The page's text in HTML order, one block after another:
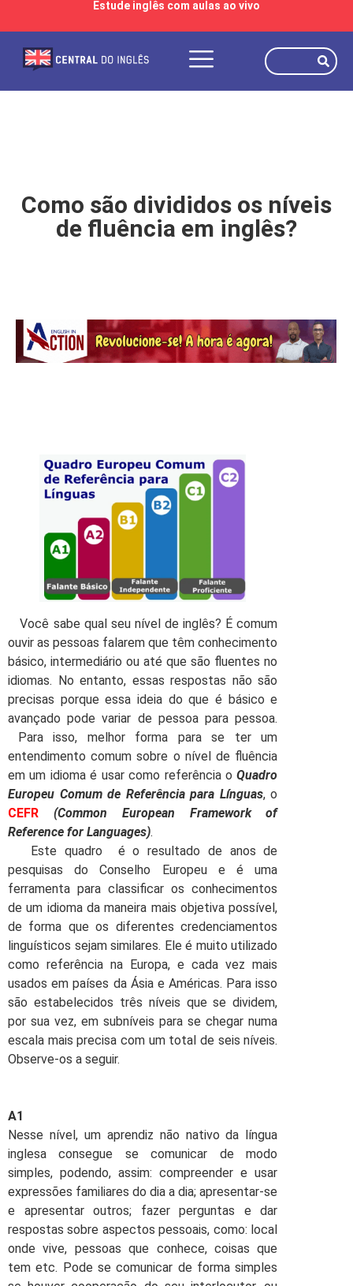
Estude inglês com aulas ao vivo
Como são divididos os níveis
de fluência em inglês?
Você sabe qual seu nível de inglês? É comum
ouvir as pessoas falarem que têm conhecimento
básico, intermediário ou até que são fluentes no
idiomas. No entanto, essas respostas não são
precisas porque essa ideia do que é básico e
avançado pode variar de pessoa para pessoa.
Para isso, melhor forma para se ter um
entendimento comum sobre o nível de fluência
em um idioma é usar como referência oQuadro
Europeu Comum de Referência para Línguas, o
CEFR
(Common European Framework of
Reference for Languages).
Este quadro é o resultado de anos de
pesquisas do Conselho Europeu e é uma
ferramenta para classificar os conhecimentos
de um idioma da maneira mais objetiva possível,
de forma que os diferentes credenciamentos
linguísticos sejam similares. Ele é muito utilizado
como referência na Europa, e cada vez mais
usados em países da Ásia e Américas. Para isso
são estabelecidos três níveis que se dividem,
por sua vez, em subníveis para se chegar numa
escala mais precisa com um total de seis níveis.
Observe-os a seguir.
A1
Nesse nível, um aprendiz não nativo da língua
inglesa consegue se comunicar de modo
simples, podendo, assim: compreender e usar
expressões familiares do dia a dia; apresentar-se
e apresentar outros; fazer perguntas e dar
respostas sobre aspectos pessoais, como: local
onde vive, pessoas que conhece, coisas que
tem etc. Pode se comunicar de forma simples